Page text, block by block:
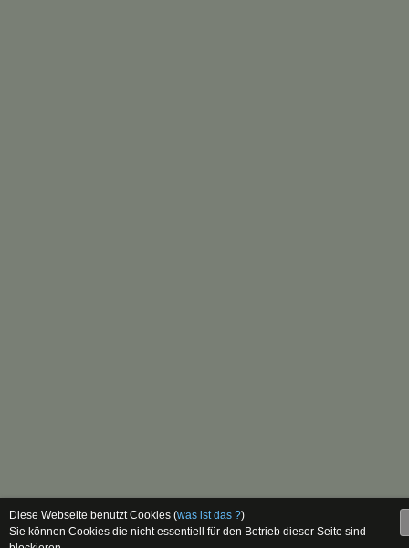
Diese Webseite benutzt Cookies (was ist das ?)
Sie können Cookies die nicht essentiell für den Betrieb dieser Seite sind